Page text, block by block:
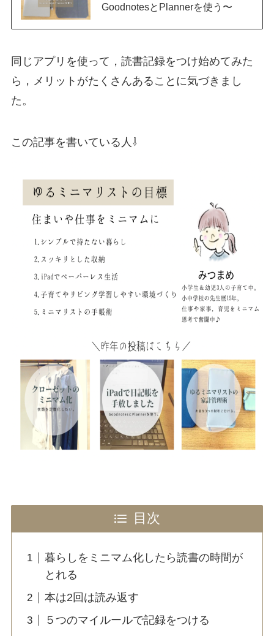
GoodnotesとPlannerを使う〜
同じアプリを使って，読書記録をつけ始めてみた
ら，メリットがたくさんあることに気づきまし
た。
この記事を書いている人⇩
目次
暮らしをミニマム化したら読書の時間が
とれる
本は2回は読み返す
５つのマイルールで記録をつける